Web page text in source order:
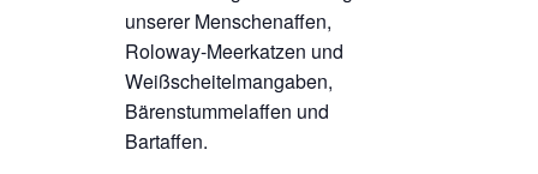
unserer Menschenaffen,
Roloway-Meerkatzen und
Weißscheitelmangaben,
Bärenstummelaffen und
Bartaffen.